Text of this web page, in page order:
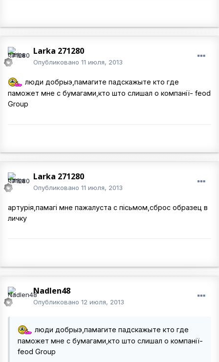
Larka 271280
Опубликовано 11 июля, 2013
люди добрыэ,памагите падскажыте кто где
паможет мне с бумагами,кто што слишал о компанії- feod
Group
Larka 271280
Опубликовано 11 июля, 2013
артурія,памагі мне пажалуста с пісьмом,сброс образец в
личку
Nadlen48
Опубликовано 12 июля, 2013
люди добрыэ,памагите падскажыте кто где
паможет мне с бумагами,кто што слишал о компанії-
feod Group